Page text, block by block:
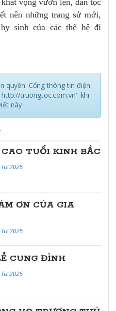
vọng vươn lên, dân tộc
nên những trang sử mới,
sinh của các thế hệ đi
quyền: Cổng thông tin điện
truongtoc.com.vn" khi
này
CAO TUỔI KINH BẮC
2025
ƠN CỦA GIA
2025
CUNG ĐÌNH
2025